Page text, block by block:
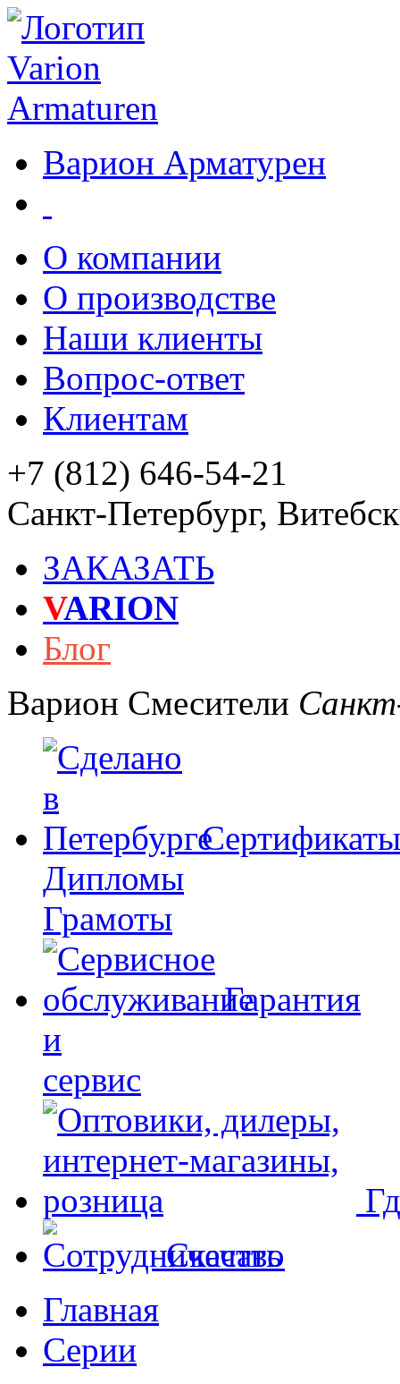
Варион Арматурен
О компании
О производстве
Наши клиенты
Вопрос-ответ
Клиентам
+7 (812) 646-54-21
Санкт-Петербург,
ЗАКАЗАТЬ
VARION
Блог
Варион Смесители
Сертификаты
Дипломы
Грамоты
Гарантия
и
сервис
Скачать
Главная
Серии